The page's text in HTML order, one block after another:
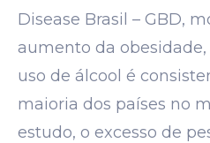
Disease Brasil – GBD,
aumento da obesidade,
uso de álcool é
maioria dos países no
estudo, o excesso de